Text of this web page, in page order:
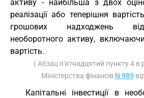
активу - найбільша з двох
реалізації або теперішня
грошових надходжень
необоротного активу, включаючи
вартість.
( Абзац п'ятнадцятий пункту 4 в
Міністерства фінансів N 989
Капітальні інвестиції в